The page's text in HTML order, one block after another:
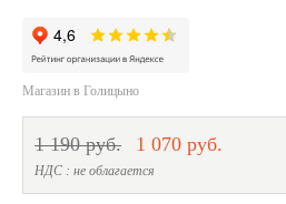
Магазин в Голицыно
1 190 руб. 1 070 руб.
НДС : не облагается